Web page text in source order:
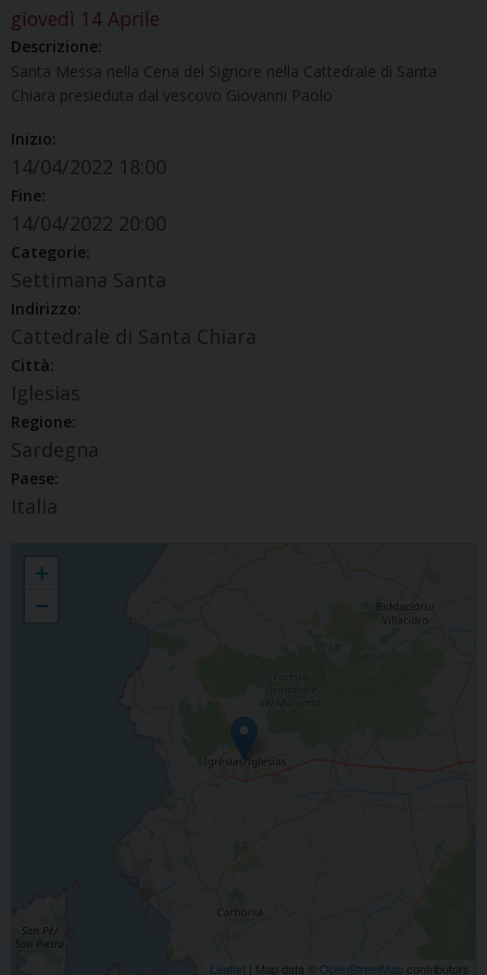
giovedì 14 Aprile
Descrizione:
Santa Messa nella Cena del Signore nella Cattedrale di Santa
Chiara presieduta dal vescovo Giovanni Paolo
Inizio:
14/04/2022 18:00
Fine:
14/04/2022 20:00
Categorie:
Settimana Santa
Indirizzo:
Cattedrale di Santa Chiara
Città:
Iglesias
Regione:
Sardegna
Paese:
Italia
+
−
Leaflet | Map data © OpenStreetMap contributors